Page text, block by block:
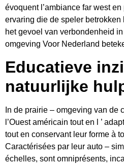
évoquent l’ambiance far west
ervaring die de speler
het gevoel van verbondenheid
omgeving Voor Nederland
Educatieve
natuurlijke
In de prairie – omgeving van de
l’Ouest américain tout en l ’
tout en conservant leur forme à
Caractérisées par leur auto –
échelles, sont omniprésents,